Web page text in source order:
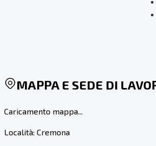
MAPPA E SEDE DI
Caricamento mappa...
Località: Cremona